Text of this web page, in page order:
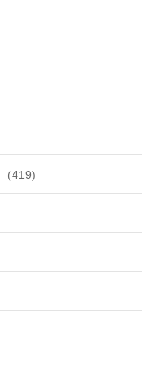
(419)